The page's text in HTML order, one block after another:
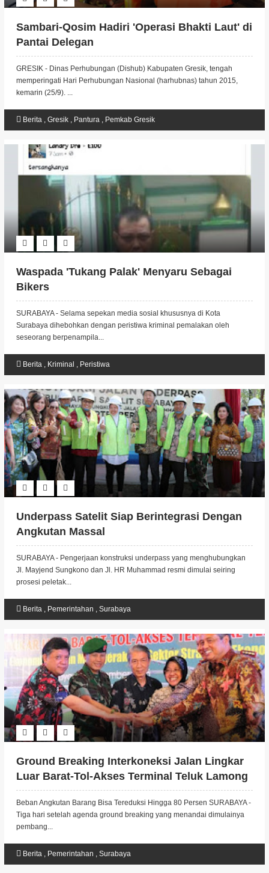
Sambari-Qosim Hadiri 'Operasi Bhakti Laut' di
Pantai Delegan
GRESIK - Dinas Perhubungan (Dishub) Kabupaten Gresik, tengah
memperingati Hari Perhubungan Nasional (harhubnas) tahun 2015,
kemarin (25/9). ...
Berita, Gresik, Pantura, Pemkab Gresik
Waspada 'Tukang Palak' Menyaru Sebagai
Bikers
SURABAYA - Selama sepekan media sosial khususnya di Kota
Surabaya dihebohkan dengan peristiwa kriminal pemalakan oleh
seseorang berpenampila...
Berita, Kriminal , Peristiwa
Underpass Satelit Siap Berintegrasi Dengan
Angkutan Massal
SURABAYA - Pengerjaan konstruksi underpass yang menghubungkan
Jl. Mayjend Sungkono dan Jl. HR Muhammad resmi dimulai seiring
prosesi peletak...
Berita, Pemerintahan , Surabaya
Ground Breaking Interkoneksi Jalan Lingkar
Luar Barat-Tol-Akses Terminal Teluk Lamong
Beban Angkutan Barang Bisa Tereduksi Hingga 80 Persen SURABAYA -
Tiga hari setelah agenda ground breaking yang menandai dimulainya
pembang...
Berita, Pemerintahan , Surabaya